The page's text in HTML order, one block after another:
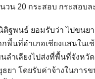
วน 20 กระสอบ กระสอบล
ฐพนธ์ ยอมรับว่า ไปขนยา
กพื้นที่อำเภอเชียงแสนในเ
ลำเลียงไปส่งที่พื้นที่จังหวัด
ยา โดยรับค่าจ้างในการข